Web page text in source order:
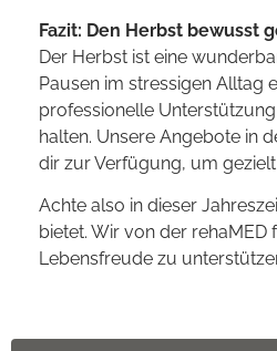
Fazit: Den Herbst bewusst
Der Herbst ist eine
Pausen im stressigen Alltag
professionelle
halten. Unsere Angebote in
dir zur Verfügung, um
Achte also in dieser
bietet. Wir von der
Lebensfreude zu